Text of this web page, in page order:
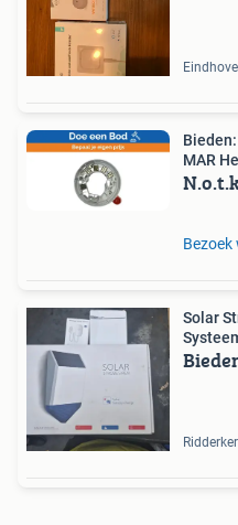
MAR
Bezoek
Solar